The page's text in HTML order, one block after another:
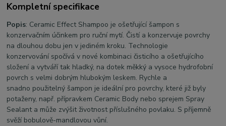
Kompletní specifikace
Popis: Ceramic Effect Shampoo je ošetřující šampon s
konzervačním účinkem pro ruční mytí. Čistí a konzervuje povrchy
na dlouhou dobu jen v jediném kroku. Technologie
konzervování spočívá v nové kombinaci čisticího a ošetřujícího
složení a vytváří tak hladký, na dotek měkký a vysoce hydrofobní
povrch s velmi dobrým hlubokým leskem. Rychle a
snadno použitelný šampon je ideální pro povrchy, které již byly
potaženy, např. přípravkem Ceramic Body nebo sprejem Spray
Sealant a může zvýšit životnost příslušného povlaku. S příjemně
svěží bobulově-mandlovou vůní.